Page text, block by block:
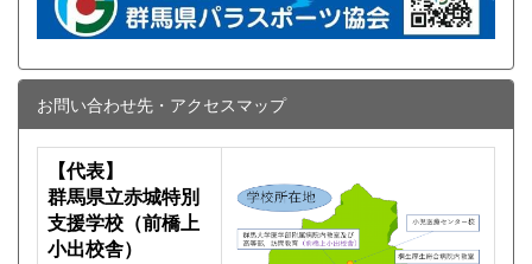
お問い合わせ先・アクセスマップ
【代表】
群馬県立赤城特別
支援学校（前橋上
小出校舎）